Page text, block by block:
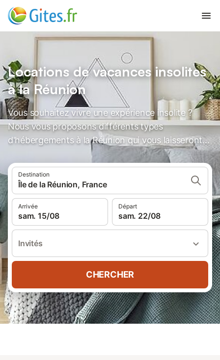
Locations de vacances insolites
à la Réunion
Vous souhaitez vivre une expérience insolite ?
Nous vous proposons différents types
d'hébergements à la Réunion qui vous laisseront
des souvenirs inoubliables.
Destination
Île de la Réunion, France
Arrivée
sam. 15/08
Départ
sam. 22/08
Invités
CHERCHER